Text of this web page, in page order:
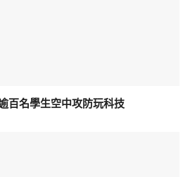
名學生空中攻防玩科技